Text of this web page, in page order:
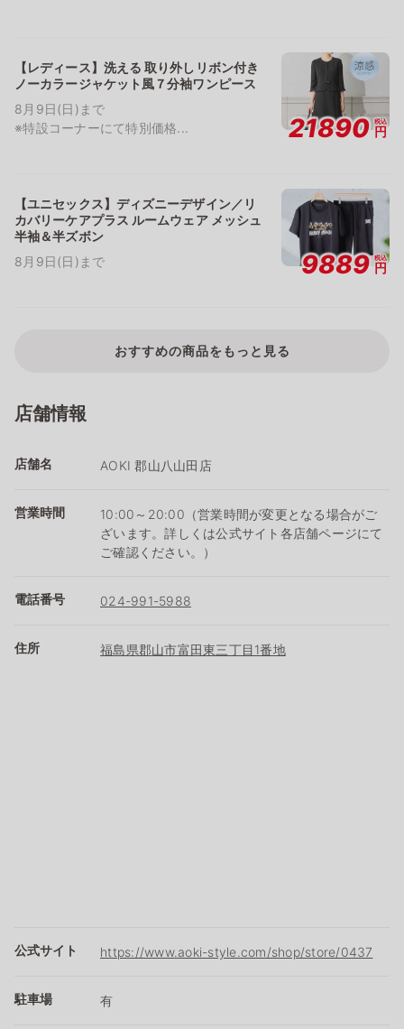
【レディース】洗える 取り外しリボン付き
ノーカラージャケット風７分袖ワンピース
8月9日(日)まで
※特設コーナーにて特別価格...
21890 税込
円
【ユニセックス】ディズニーデザイン／リ
カバリーケアプラス ルームウェア メッシュ
半袖＆半ズボン
8月9日(日)まで
9889 税込
円
おすすめの商品をもっと見る
店舗情報
店舗名 AOKI 郡山八山田店
営業時間
10:00～20:00（営業時間が変更となる場合がご
ざいます。詳しくは公式サイト各店舗ページにて
ご確認ください。）
電話番号 024-991-5988
住所 福島県郡山市富田東三丁目1番地
公式サイト https://www.aoki-style.com/shop/store/0437
駐車場 有